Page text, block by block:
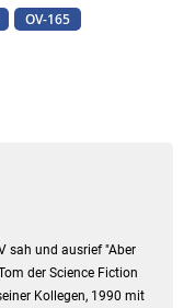
OV-165
sah und ausrief "Aber
der Science Fiction
Kollegen, 1990 mit